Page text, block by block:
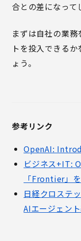
合との差になって
まずは自社の業
トを投入できる
ょう。
参考リンク
OpenAI:
ビジネス+IT:
「Frontier」
日経クロステ
AIエージェン